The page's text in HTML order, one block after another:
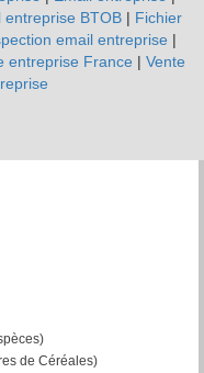
entreprise BTOB| Fichier
email entreprise |
entreprise France | Vente
de Céréales)